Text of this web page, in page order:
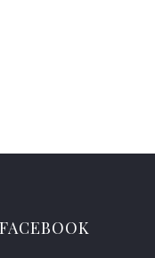
FACEBOOK